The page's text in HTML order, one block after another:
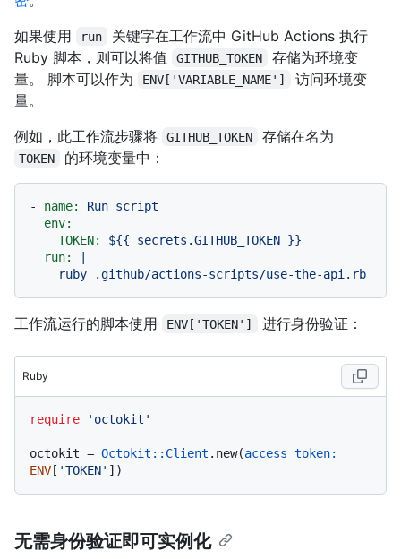
如果使用
run
关键字在工作流中 GitHub Actions 执行
Ruby 脚本，则可以将值
GITHUB_TOKEN
存储为环境变
量。 脚本可以作为
ENV['VARIABLE_NAME']
访问环境变
量。
例如，此工作流步骤将
GITHUB_TOKEN 存储在名为
TOKEN 的环境变量中：
- name: Run script
env:
TOKEN:
${{ secrets.GITHUB_TOKEN }}
run:
|
工作流运行的脚本使用 ENV['TOKEN'] 进行身份验证：
Ruby
require 'octokit'
octokit = Octokit::Client .new(access_token:
ENV[ 'TOKEN'
无需身份验证即可实例化